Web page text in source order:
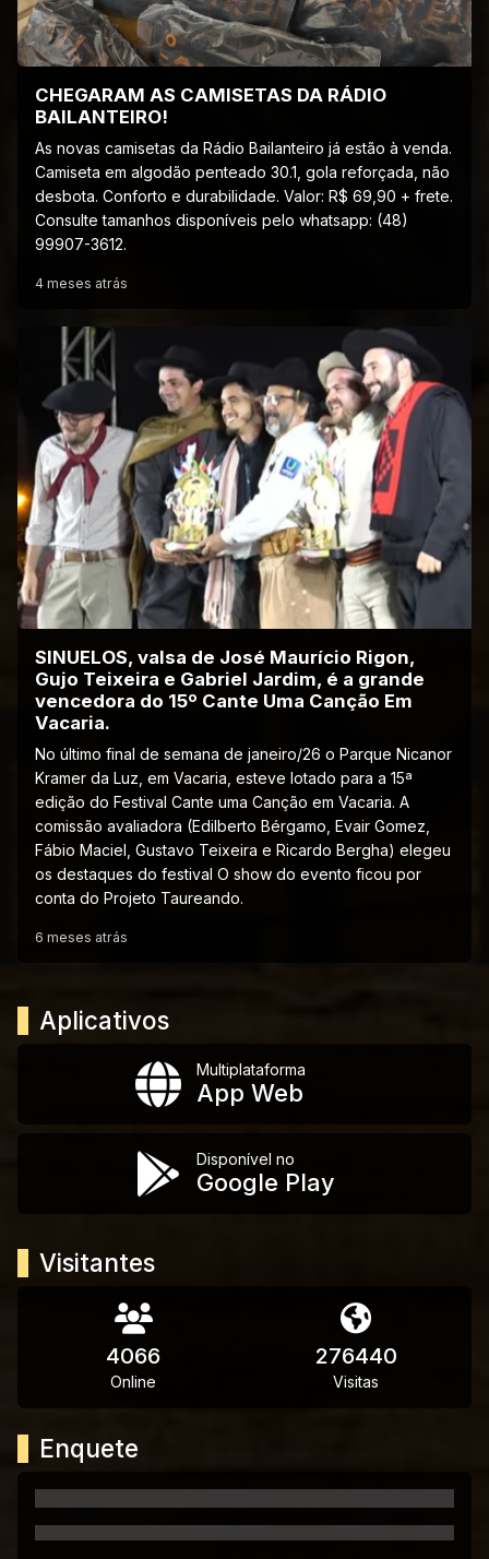
CHEGARAM AS CAMISETAS DA RÁDIO
BAILANTEIRO!
As novas camisetas da Rádio Bailanteiro já estão à venda.
Camiseta em algodão penteado 30.1, gola reforçada, não
desbota. Conforto e durabilidade. Valor: R$ 69,90 + frete.
Consulte tamanhos disponíveis pelo whatsapp: (48)
99907-3612.
4 meses atrás
SINUELOS, valsa de José Maurício Rigon,
Gujo Teixeira e Gabriel Jardim, é a grande
vencedora do 15º Cante Uma Canção Em
Vacaria.
No último final de semana de janeiro/26 o Parque Nicanor
Kramer da Luz, em Vacaria, esteve lotado para a 15ª
edição do Festival Cante uma Canção em Vacaria. A
comissão avaliadora (Edilberto Bérgamo, Evair Gomez,
Fábio Maciel, Gustavo Teixeira e Ricardo Bergha) elegeu
os destaques do festival O show do evento ficou por
conta do Projeto Taureando.
6 meses atrás
Aplicativos
Multiplataforma
App Web
Disponível no
Google Play
Visitantes
4066
Online
276440
Visitas
Enquete